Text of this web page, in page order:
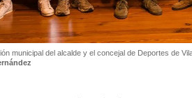
municipal del alcalde y el concejal de Deportes de